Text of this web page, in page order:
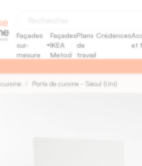
Façades
sur-
mesure
Façades
IKEA
Metod
Plans
de
travail
Crédences
et
Porte de cuisine - Séoul (Uni)